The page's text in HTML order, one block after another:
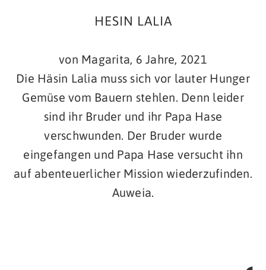
HESIN LALIA
von Magarita, 6 Jahre, 2021
Die Häsin Lalia muss sich vor lauter Hunger
Gemüse vom Bauern stehlen. Denn leider
sind ihr Bruder und ihr Papa Hase
verschwunden. Der Bruder wurde
eingefangen und Papa Hase versucht ihn
auf abenteuerlicher Mission wiederzufinden.
Auweia.